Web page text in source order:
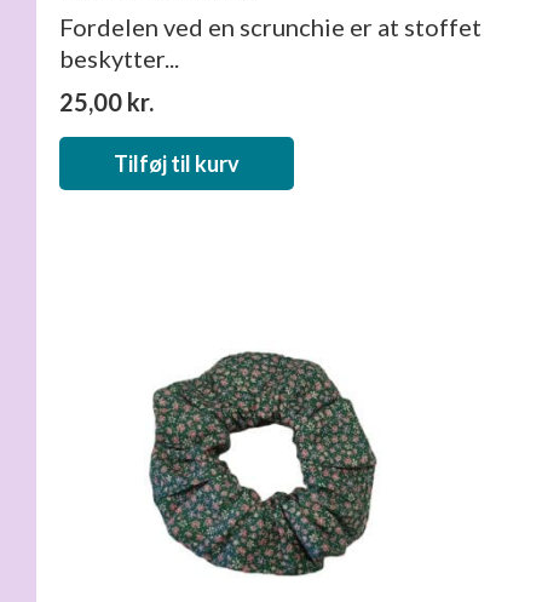
Fordelen ved en scrunchie er at stoffet
beskytter...
25,00 kr.
Tilføj til kurv